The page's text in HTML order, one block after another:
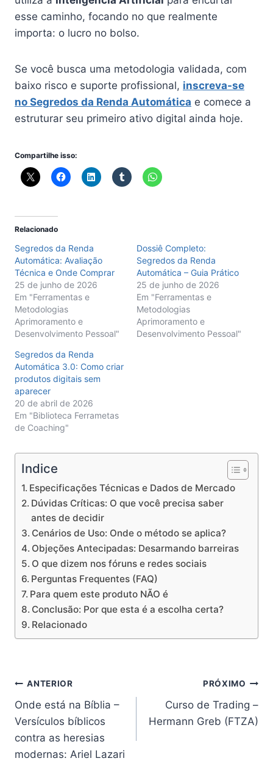
esse caminho, focando no que realmente
importa: o lucro no bolso.
Se você busca uma metodologia validada, com
baixo risco e suporte profissional, inscreva-se
no Segredos da Renda Automática e comece a
estruturar seu primeiro ativo digital ainda hoje.
Compartilhe isso:
Relacionado
Segredos da Renda
Automática: Avaliação
Técnica e Onde Comprar
25 de junho de 2026
Em "Ferramentas e
Metodologias
Aprimoramento e
Desenvolvimento Pessoal"
Dossiê Completo:
Segredos da Renda
Automática – Guia Prático
25 de junho de 2026
Em "Ferramentas e
Metodologias
Aprimoramento e
Desenvolvimento Pessoal"
Segredos da Renda
Automática 3.0: Como criar
produtos digitais sem
aparecer
20 de abril de 2026
Em "Biblioteca Ferrametas
de Coaching"
Indice
Especificações Técnicas e Dados de Mercado
Dúvidas Críticas: O que você precisa saber
antes de decidir
Cenários de Uso: Onde o método se aplica?
Objeções Antecipadas: Desarmando barreiras
O que dizem nos fóruns e redes sociais
Perguntas Frequentes (FAQ)
Para quem este produto NÃO é
Conclusão: Por que esta é a escolha certa?
Relacionado
Navegação
de
Post
ANTERIOR
Onde está na Bíblia –
Versículos bíblicos
contra as heresias
modernas: Ariel Lazari
PRÓXIMO
Curso de Trading –
Hermann Greb (FTZA)